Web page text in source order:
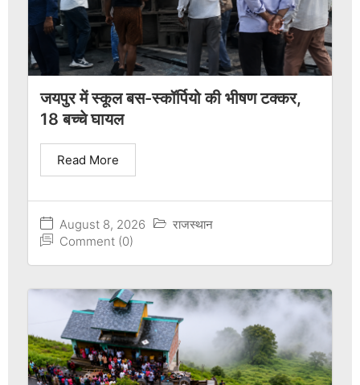
जयपुर में स्कूल बस-स्कॉर्पियो की भीषण टक्कर,
18 बच्चे घायल
August 8, 2026
राजस्थान
Comment (0)
Read More